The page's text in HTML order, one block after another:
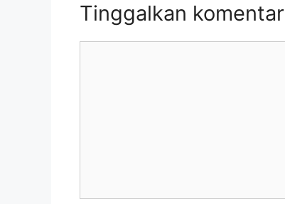
Tinggalkan komentar